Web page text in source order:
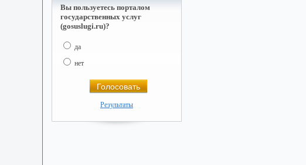
Вы пользуетесь порталом
государственных услуг
(gosuslugi.ru)?
да
нет
Результаты